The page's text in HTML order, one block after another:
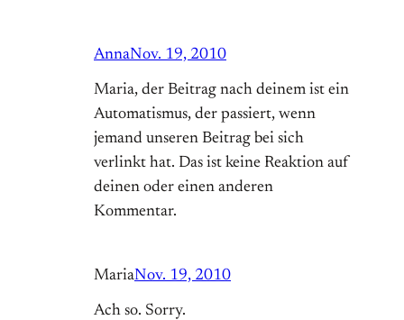
AnnaNov. 19, 2010
Maria, der Beitrag nach deinem ist ein
Automatismus, der passiert, wenn
jemand unseren Beitrag bei sich
verlinkt hat. Das ist keine Reaktion auf
deinen oder einen anderen
Kommentar.
MariaNov. 19, 2010
Ach so. Sorry.